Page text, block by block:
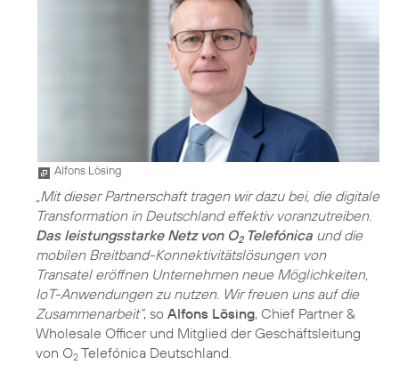
Alfons Lösing
„Mit dieser Partnerschaft tragen wir dazu bei, die digitale
Transformation in Deutschland effektiv voranzutreiben.
Das leistungsstarke Netz von O2Telefónica und die
mobilen Breitband-Konnektivitätslösungen von
Transatel eröffnen Unternehmen neue Möglichkeiten,
IoT-Anwendungen zu nutzen. Wir freuen uns auf die
Zusammenarbeit“, so Alfons Lösing, Chief Partner &
Wholesale Officer und Mitglied der Geschäftsleitung
von O2 Telefónica Deutschland.